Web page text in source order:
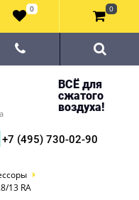
ВСЁ для
сжатого
воздуха!
+7 (495) 730-02-90
13 RA
0 0